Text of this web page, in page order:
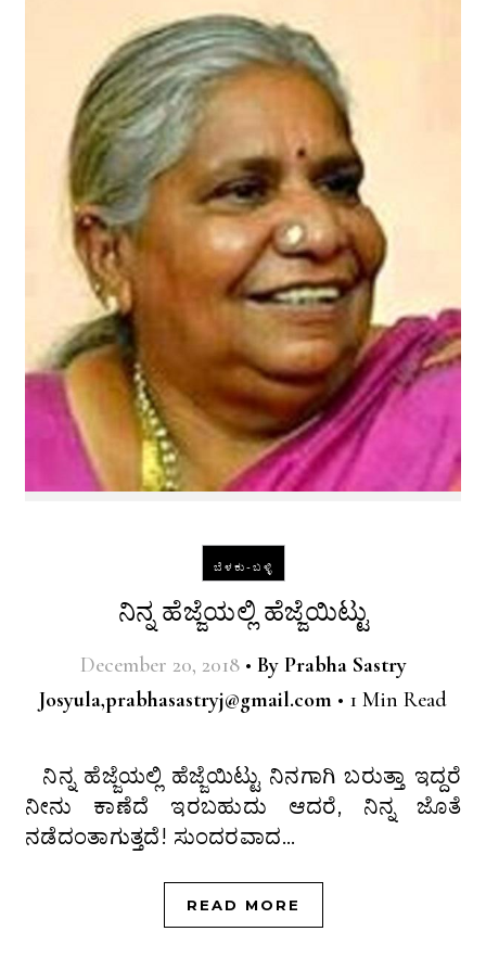
ಬೆಳಕು-ಬಳ್ಳಿ
ನಿನ್ನ ಹೆಜ್ಜೆಯಲ್ಲಿ ಹೆಜ್ಜೆಯಿಟ್ಟು
December 20, 2018 • By Prabha Sastry
Josyula,prabhasastryj@gmail.com • 1 Min Read
ನಿನ್ನ ಹೆಜ್ಜೆಯಲ್ಲಿ ಹೆಜ್ಜೆಯಿಟ್ಟು ನಿನಗಾಗಿ ಬರುತ್ತಾ ಇದ್ದರೆ
ನೀನು ಕಾಣೆದೆ ಇರಬಹುದು ಆದರೆ, ನಿನ್ನ ಜೊತೆ
ನಡೆದಂತಾಗುತ್ತದೆ! ಸುಂದರವಾದ…
READ MORE